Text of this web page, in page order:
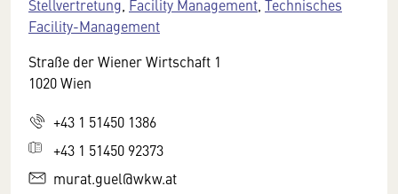
Stellvertretung Facility Management Technisches
Facility-Management
Straße der Wiener Wirtschaft 1
1020 Wien
+43 1 51450 1386
+43 1 51450 92373
murat.guel@wkw.at